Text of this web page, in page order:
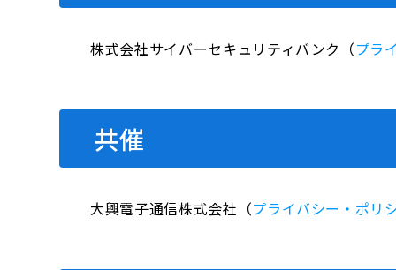
株式会社サイバーセキュリティバンク（プラ
共催
大興電子通信株式会社（プライバシー・ポリ